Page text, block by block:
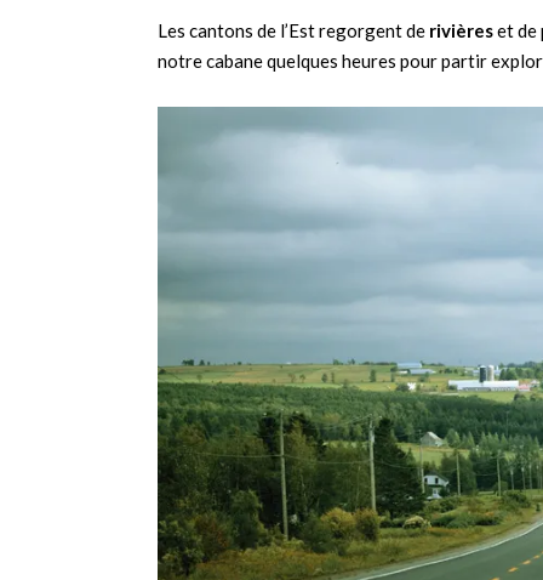
Les cantons de l’Est regorgent de rivièreset
notre cabane quelques heures pour partir